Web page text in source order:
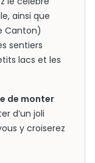
ainsi que
Canton)
sentiers
lacs et les
de monter
d’un joli
y croiserez